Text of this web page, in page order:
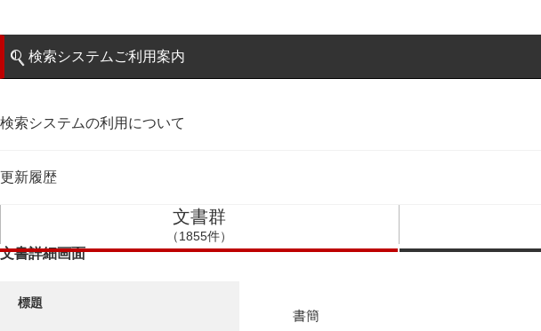
検索システムご利用案内
検索システムの利用について
更新履歴
文書群
（1855件）
文書詳細画面
標題
書簡